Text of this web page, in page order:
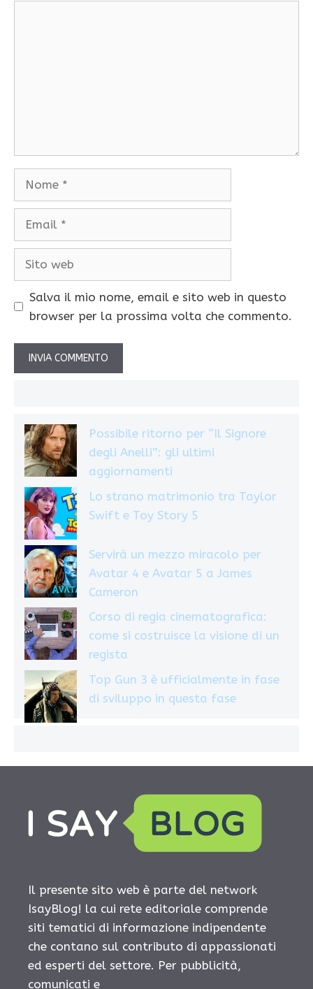
Salva il mio nome, email e sito web in questo
browser per la prossima volta che commento.
Possibile ritorno per “Il Signore
degli Anelli”: gli ultimi
aggiornamenti
Lo strano matrimonio tra Taylor
Swift e Toy Story 5
Servirà un mezzo miracolo per
Avatar 4 e Avatar 5 a James
Cameron
Corso di regia cinematografica:
come si costruisce la visione di un
regista
Top Gun 3 è ufficialmente in fase
di sviluppo in questa fase
Il presente sito web è parte del network
IsayBlog! la cui rete editoriale comprende
siti tematici di informazione indipendente
che contano sul contributo di appassionati
ed esperti del settore. Per pubblicità,
comunicati e